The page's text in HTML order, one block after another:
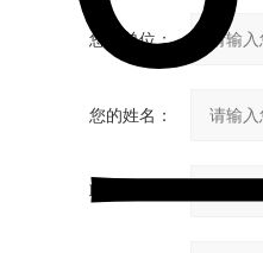
您的单位：
您的姓名：
联系电话：